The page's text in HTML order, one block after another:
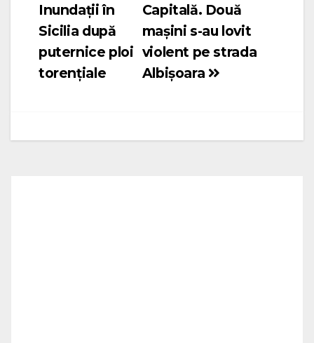
în
articole
Capitală. Două
mașini s-au lovit
violent pe strada
Albișoara
Inundații în
Sicilia după
puternice ploi
torențiale